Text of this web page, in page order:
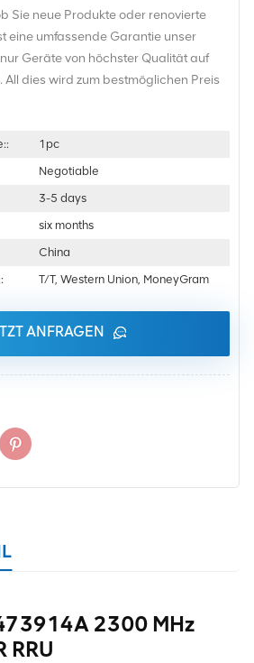
Sie neue Produkte oder renovierte
eine umfassende Garantie unser
Geräte von höchster Qualität auf
All dies wird zum bestmöglichen Preis
1pc
Negotiable
3-5 days
six months
China
T/T, Western Union, MoneyGram
ANFRAGEN
2300 MHz
RRU